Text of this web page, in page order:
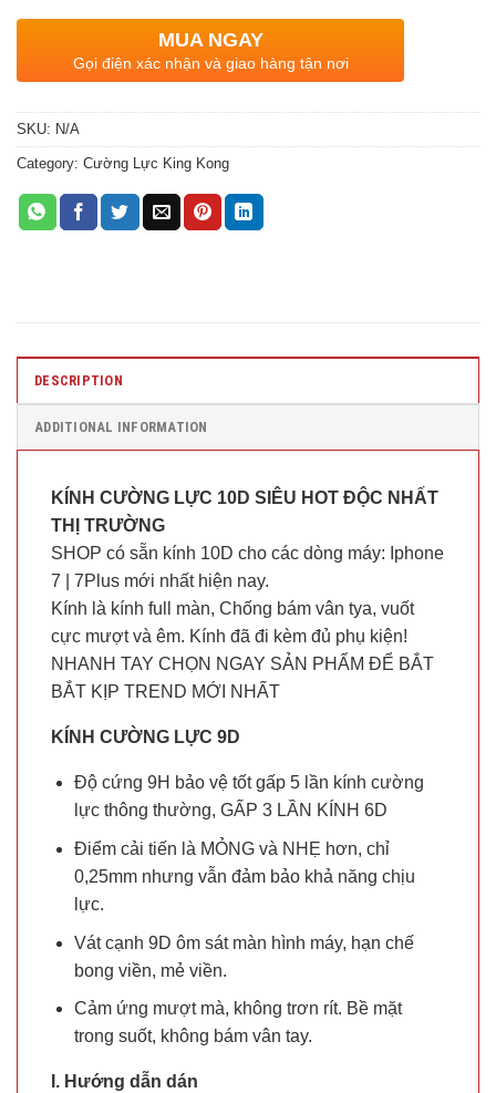
MUA NGAY
Gọi điện xác nhận và giao hàng tận nơi
SKU: N/A
Category: Cường Lực King Kong
DESCRIPTION
ADDITIONAL INFORMATION
KÍNH CƯỜNG LỰC 10D SIÊU HOT ĐỘC NHẤT
THỊ TRƯỜNG
SHOP có sẵn kính 10D cho các dòng máy: Iphone
7 | 7Plus mới nhất hiện nay.
Kính là kính full màn, Chống bám vân tya, vuốt
cực mượt và êm. Kính đã đi kèm đủ phụ kiện!
NHANH TAY CHỌN NGAY SẢN PHẨM ĐỂ BẮT
BẮT KỊP TREND MỚI NHẤT
KÍNH CƯỜNG LỰC 9D
Độ cứng 9H bảo vệ tốt gấp 5 lần kính cường
lực thông thường, GẤP 3 LẦN KÍNH 6D
Điểm cải tiến là MỎNG và NHẸ hơn, chỉ
0,25mm nhưng vẫn đảm bảo khả năng chịu
lực.
Vát cạnh 9D ôm sát màn hình máy, hạn chế
bong viền, mẻ viền.
Cảm ứng mượt mà, không trơn rít. Bề mặt
trong suốt, không bám vân tay.
I. Hướng dẫn dán